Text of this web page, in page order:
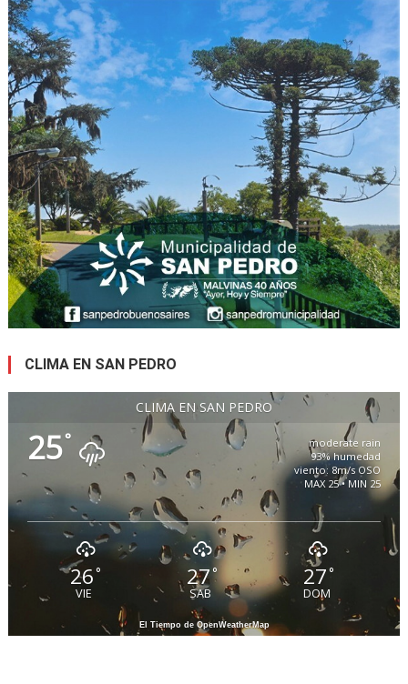
CLIMA EN SAN PEDRO
CLIMA EN SAN PEDRO
25°
moderate rain
93% humedad
viento: 8m/s OSO
MAX 25 • MIN 25
26°
VIE
27 °
SAB
27°
DOM
El Tiempo de OpenWeatherMap